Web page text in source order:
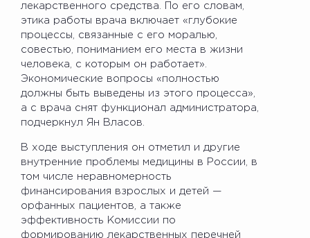
лекарственного средства. По его словам,
этика работы врача включает «глубокие
процессы, связанные с его моралью,
совестью, пониманием его места в жизни
человека, с которым он работает».
Экономические вопросы «полностью
должны быть выведены из этого процесса»,
а с врача снят функционал администратора,
подчеркнул Ян Власов.
В ходе выступления он отметил и другие
внутренние проблемы медицины в России, в
том числе неравномерность
финансирования взрослых и детей —
орфанных пациентов, а также
эффективность Комиссии по
формированию лекарственных перечней